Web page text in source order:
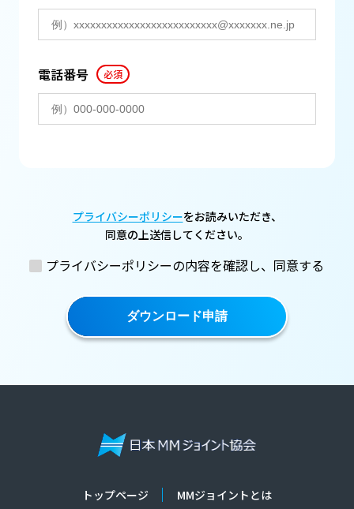
電話番号 必須
プライバシーポリシーをお読みいただき、
同意の上送信してください。
プライバシーポリシーの内容を確認し、同意する
ダウンロード申請
トップページ MMジョイントとは